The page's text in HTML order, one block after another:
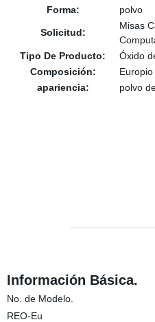
Forma: polvo
Solicitud:
Misas
Tipo De Producto:
Óxido
Composición:
Europio
apariencia:
polvo
Información Básica.
No. de Modelo.
REO-Eu